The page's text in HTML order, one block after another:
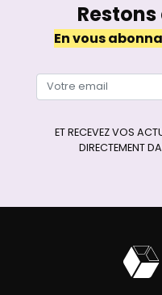
En vous
ET RECEVEZ VOS
DIRECTEMENT